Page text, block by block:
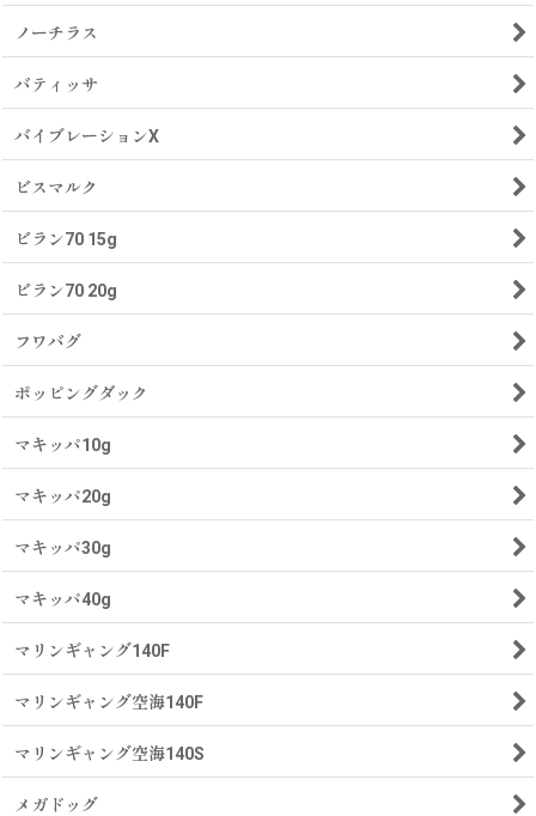
ノーチラス
バティッサ
バイブレーションX
ビスマルク
ビラン70 15g
ビラン70 20g
フワバグ
ポッピングダック
マキッパ10g
マキッパ20g
マキッパ30g
マキッパ40g
マリンギャング140F
マリンギャング空海140F
マリンギャング空海140S
メガドッグ